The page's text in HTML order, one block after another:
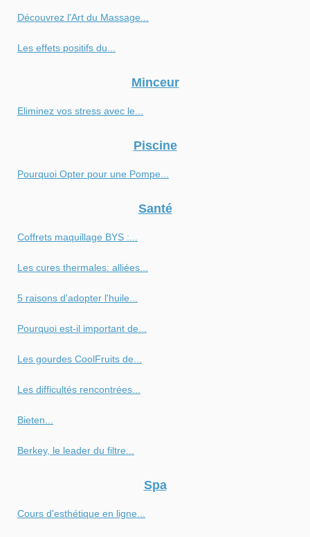
Découvrez l'Art du Massage...
Les effets positifs du...
Minceur
Eliminez vos stress avec le...
Piscine
Pourquoi Opter pour une Pompe...
Santé
Coffrets maquillage BYS :...
Les cures thermales: alliées...
5 raisons d'adopter l'huile...
Pourquoi est-il important de...
Les gourdes CoolFruits de...
Les difficultés rencontrées...
Bieten...
Berkey, le leader du filtre...
Spa
Cours d'esthétique en ligne...